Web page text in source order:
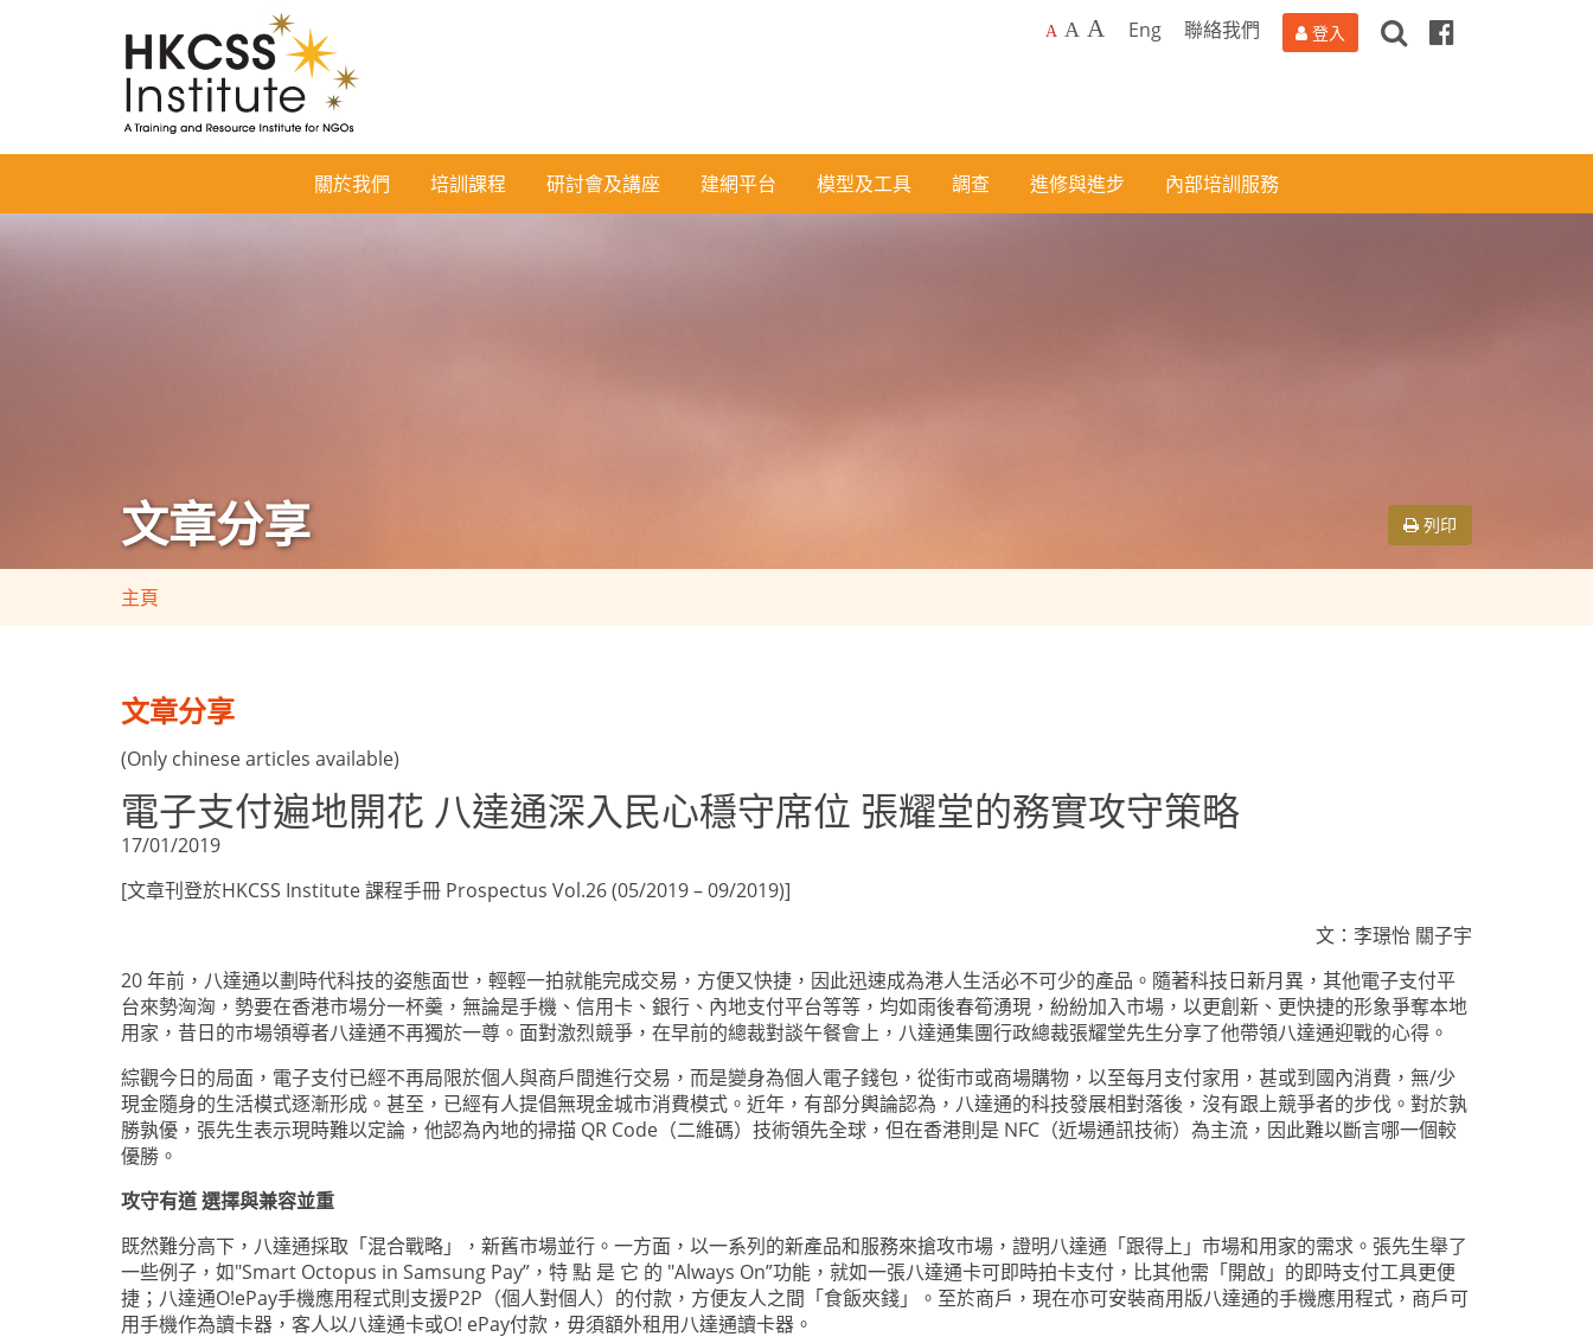
Institute
A A A Eng 聯絡我們 登入
搜 Facebook
關於我們 培訓課程 研討會及講座 建網平台 模型及工具 調查 進修與進步 內部培訓服務
文章分享 列印
主頁
文章分享
(Only chinese articles available)
電子支付遍地開花 八達通深入民心穩守席位 張耀堂的務實攻守策略
17/01/2019
[文章刊登於HKCSS Institute 課程手冊 Prospectus Vol.26 (05/2019 – 09/2019)]
文：李璟怡 關子宇
20 年前，八達通以劃時代科技的姿態面世，輕輕一拍就能完成交易，方便又快捷，因此迅速成為港人生活必不可少的產品。隨著科技日新月異，其他電子支付平
台來勢洶洶，勢要在香港市場分一杯羹，無論是手機、信用卡、銀行、內地支付平台等等，均如雨後春筍湧現，紛紛加入市場，以更創新、更快捷的形象爭奪本地
用家，昔日的市場領導者八達通不再獨於一尊。面對激烈競爭，在早前的總裁對談午餐會上，八達通集團行政總裁張耀堂先生分享了他帶領八達通迎戰的心得。
綜觀今日的局面，電子支付已經不再局限於個人與商戶間進行交易，而是變身為個人電子錢包，從街市或商場購物，以至每月支付家用，甚或到國內消費，無/少
現金隨身的生活模式逐漸形成。甚至，已經有人提倡無現金城市消費模式。近年，有部分輿論認為，八達通的科技發展相對落後，沒有跟上競爭者的步伐。對於孰
勝孰優，張先生表示現時難以定論，他認為內地的掃描 QR Code（二維碼）技術領先全球，但在香港則是 NFC（近場通訊技術）為主流，因此難以斷言哪一個較
優勝。
攻守有道 選擇與兼容並重
既然難分高下，八達通採取「混合戰略」，新舊市場並行。一方面，以一系列的新產品和服務來搶攻市場，證明八達通「跟得上」市場和用家的需求。張先生舉了
一些例子，如"Smart Octopus in Samsung Pay”，特 點 是 它 的 "Always On”功能，就如一張八達通卡可即時拍卡支付，比其他需「開啟」的即時支付工具更便
捷；八達通O!ePay手機應用程式則支援P2P（個人對個人）的付款，方便友人之間「食飯夾錢」。至於商戶，現在亦可安裝商用版八達通的手機應用程式，商戶可
用手機作為讀卡器，客人以八達通卡或O! ePay付款，毋須額外租用八達通讀卡器。